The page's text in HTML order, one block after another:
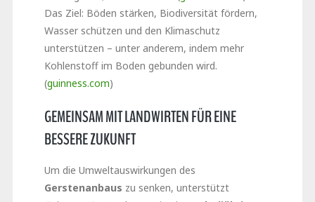
Das Ziel: Böden stärken, Biodiversität fördern,
Wasser schützen und den Klimaschutz
unterstützen – unter anderem, indem mehr
Kohlenstoff im Boden gebunden wird.
(guinness.com)
GEMEINSAM MIT LANDWIRTEN FÜR EINE
BESSERE ZUKUNFT
Um die Umweltauswirkungen des
Gerstenanbaus zu senken, unterstützt